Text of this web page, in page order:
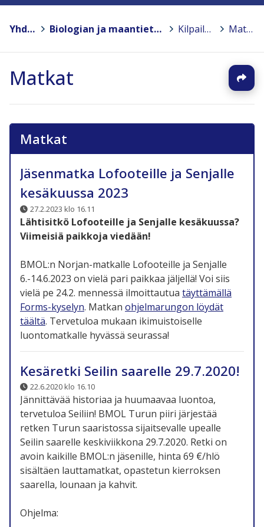
Yhdistykset Biologian ja maantieteen opettajien liitto BMOL ry. > Kilpailut ja matkat > Matkat
Matkat
Matkat
Jäsenmatka Lofooteille ja Senjalle
kesäkuussa 2023
27.2.2023 klo 16.11
Lähtisitkö Lofooteille ja Senjalle kesäkuussa?
Viimeisiä paikkoja viedään!
BMOL:n Norjan-matkalle Lofooteille ja Senjalle
6.-14.6.2023 on vielä pari paikkaa jäljellä! Voi siis
vielä pe 24.2. mennessä ilmoittautua täyttämällä
Forms-kyselyn. Matkan ohjelmarungon löydät
täältä. Tervetuloa mukaan ikimuistoiselle
luontomatkalle hyvässä seurassa!
Kesäretki Seilin saarelle 29.7.2020!
22.6.2020 klo 16.10
Jännittävää historiaa ja huumaavaa luontoa,
tervetuloa Seiliin! BMOL Turun piiri järjestää
retken Turun saaristossa sijaitsevalle upealle
Seilin saarelle keskiviikkona 29.7.2020. Retki on
avoin kaikille BMOL:n jäsenille, hinta 69 €/hlö
sisältäen lauttamatkat, opastetun kierroksen
saarella, lounaan ja kahvit.
Ohjelma: